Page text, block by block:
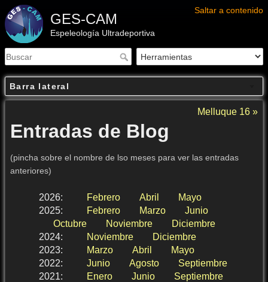
Saltar a contenido
GES-CAM
Espeleología Ultradeportiva
Barra lateral
Melluque 16 »
Entradas de Blog
(pincha sobre el nombre de lso meses para ver las entradas
anteriores)
2026: Febrero Abril
Mayo
2025: Febrero Marzo
Junio
Octubre
Noviembre
Diciembre
2024: Noviembre
Diciembre
2023: Marzo Abril
Mayo
2022: Junio Agosto
Septiembre
2021: Enero Junio
Septiembre